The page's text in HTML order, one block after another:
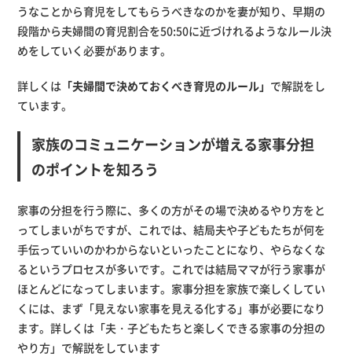
うなことから育児をしてもらうべきなのかを妻が知り、早期の
段階から夫婦間の育児割合を50:50に近づけれるようなルール決
めをしていく必要があります。
詳しくは 「夫婦間で決めておくべき育児のルール」 で解説をし
ています。
家族のコミュニケーションが増える家事分担
のポイントを知ろう
家事の分担を行う際に、多くの方がその場で決めるやり方をと
ってしまいがちですが、これでは、結局夫や子どもたちが何を
手伝っていいのかわからないといったことになり、やらなくな
るというプロセスが多いです。これでは結局ママが行う家事が
ほとんどになってしまいます。家事分担を家族で楽しくしてい
くには、まず「見えない家事を見える化する」事が必要になり
ます。詳しくは 「夫・子どもたちと楽しくできる家事の分担の
やり方」 で解説をしています